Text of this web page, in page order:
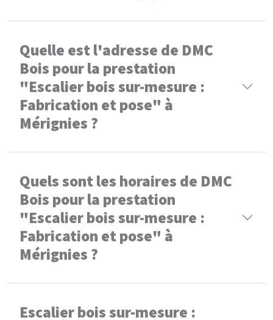
Quelle est l'adresse de DMC
Bois pour la prestation
"Escalier bois sur-mesure :
Fabrication et pose" à
Mérignies ?
Quels sont les horaires de DMC
Bois pour la prestation
"Escalier bois sur-mesure :
Fabrication et pose" à
Mérignies ?
Escalier bois sur-mesure :